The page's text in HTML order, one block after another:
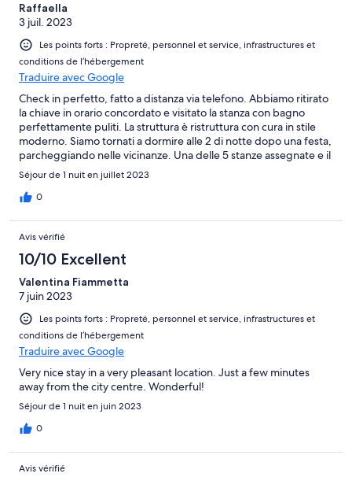
Raffaella
3 juil. 2023
Les points forts : Propreté, personnel et service, infrastructures et
conditions de l’hébergement
Traduire avec Google
Check in perfetto, fatto a distanza via telefono. Abbiamo ritirato
la chiave in orario concordato e visitato la stanza con bagno
perfettamente puliti. La struttura è ristruttura con cura in stile
moderno. Siamo tornati a dormire alle 2 di notte dopo una festa,
parcheggiando nelle vicinanze. Una delle 5 stanze assegnate e il
bagno sono risultati molto comodi. La mattina buona colazione
abbondante. Consigliata!
Séjour de 1 nuit en juillet 2023
0
Avis vérifié
10/10 Excellent
Valentina Fiammetta
7 juin 2023
Les points forts : Propreté, personnel et service, infrastructures et
conditions de l’hébergement
Traduire avec Google
Very nice stay in a very pleasant location. Just a few minutes
away from the city centre. Wonderful!
Séjour de 1 nuit en juin 2023
0
Avis vérifié